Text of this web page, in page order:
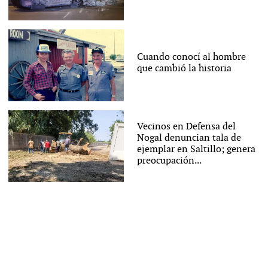
Cuando conocí al hombre
que cambió la historia
Vecinos en Defensa del
Nogal denuncian tala de
ejemplar en Saltillo; genera
preocupación...